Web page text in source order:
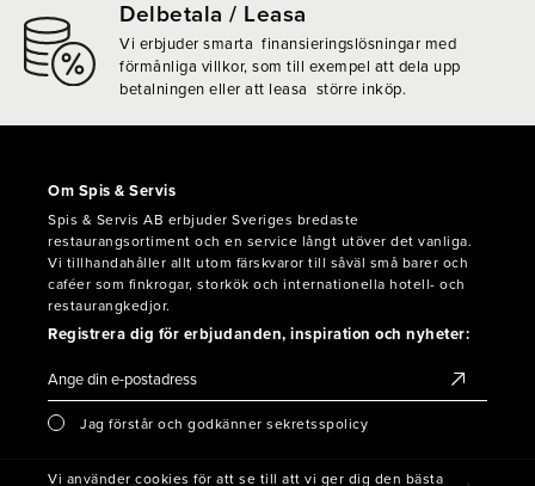
Delbetala / Leasa
Vi erbjuder smarta finansieringslösningar med
förmånliga villkor, som till exempel att dela upp
betalningen eller att leasa större inköp.
Om Spis & Servis
Spis & Servis AB erbjuder Sveriges bredaste
restaurangsortiment och en service långt utöver det vanliga.
Vi tillhandahåller allt utom färskvaror till såväl små barer och
caféer som finkrogar, storkök och internationella hotell- och
restaurangkedjor.
Registrera dig för erbjudanden, inspiration och nyheter:
Jag förstår och godkänner sekretsspolicy
Vi använder cookies för att se till att vi ger dig den bästa